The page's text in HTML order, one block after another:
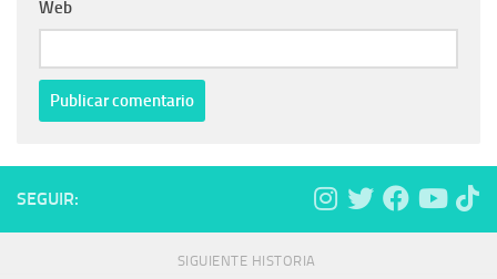
Web
SEGUIR:
SIGUIENTE HISTORIA